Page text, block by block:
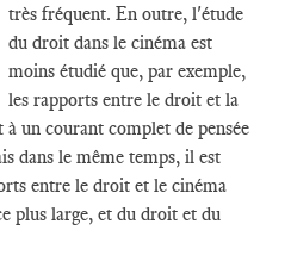
très fréquent. En outre, l'étude
du droit dans le cinéma est
moins étudié que, par exemple,
les rapports entre le droit et la
un courant complet de pensée
dans le même temps, il est
entre le droit et le cinéma
plus large, et du droit et du